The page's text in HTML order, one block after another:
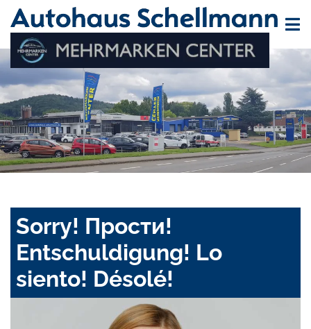
Sorry! Прости!
Entschuldigung! Lo
siento! Désolé!